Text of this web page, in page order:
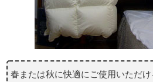
春または秋に快適にご使用いただ